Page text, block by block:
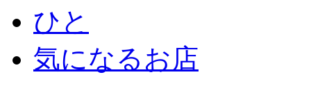
ひと
気になるお店